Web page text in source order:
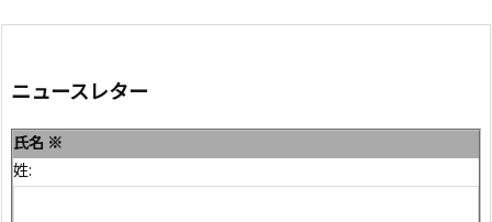
ニュースレター
氏名 ※
姓: